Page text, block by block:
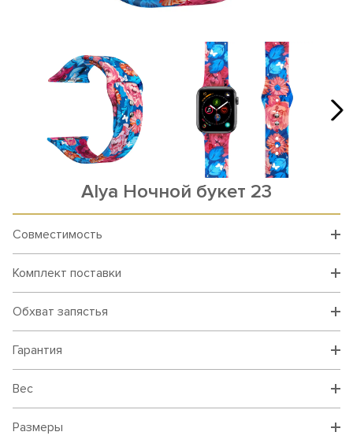
Alya Ночной букет 23
Совместимость
Комплект поставки
Обхват запястья
Гарантия
Вес
Размеры